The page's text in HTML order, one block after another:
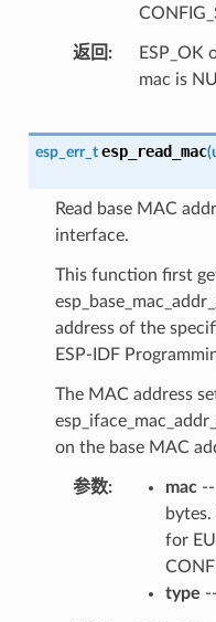
返回
ESP_OK
mac is
esp_err_t esp_read_mac(
Read base MAC
interface.
This function first
address of the
ESP-IDF
The MAC address
on the base MAC
参数 mac--
for
type